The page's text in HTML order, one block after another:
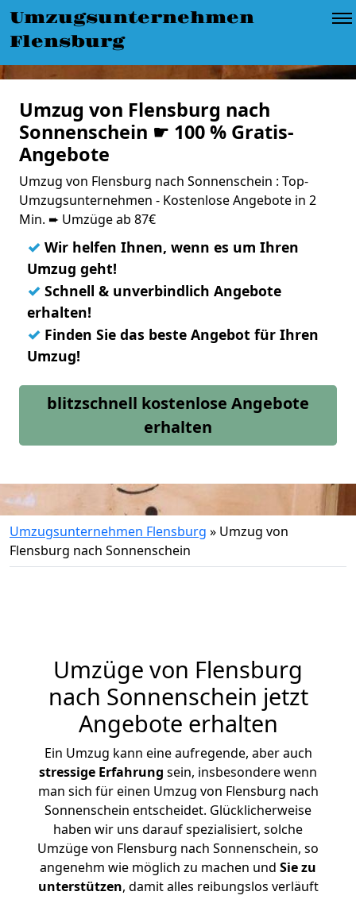
Umzugsunternehmen
Flensburg
Umzug von Flensburg nach
Sonnenschein ☛ 100 % Gratis-
Angebote
Umzug von Flensburg nach Sonnenschein : Top-
Umzugsunternehmen - Kostenlose Angebote in 2
Min. ➨ Umzüge ab 87€
✓ Wir helfen Ihnen, wenn es um Ihren
Umzug geht!
✓ Schnell & unverbindlich Angebote
erhalten!
✓ Finden Sie das beste Angebot für Ihren
Umzug!
blitzschnell kostenlose Angebote
erhalten
Umzugsunternehmen Flensburg » Umzug von
Flensburg nach Sonnenschein
Umzüge von Flensburg
nach Sonnenschein jetzt
Angebote erhalten
Ein Umzug kann eine aufregende, aber auch
stressige Erfahrung sein, insbesondere wenn
man sich für einen Umzug von Flensburg nach
Sonnenschein entscheidet. Glücklicherweise
haben wir uns darauf spezialisiert, solche
Umzüge von Flensburg nach Sonnenschein, so
angenehm wie möglich zu machen und Sie zu
unterstützen, damit alles reibungslos verläuft